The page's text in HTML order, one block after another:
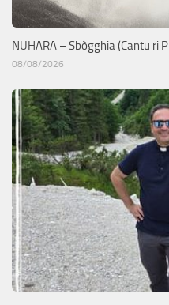
NUHARA – Sbògghia (Cantu ri
08/08/2026